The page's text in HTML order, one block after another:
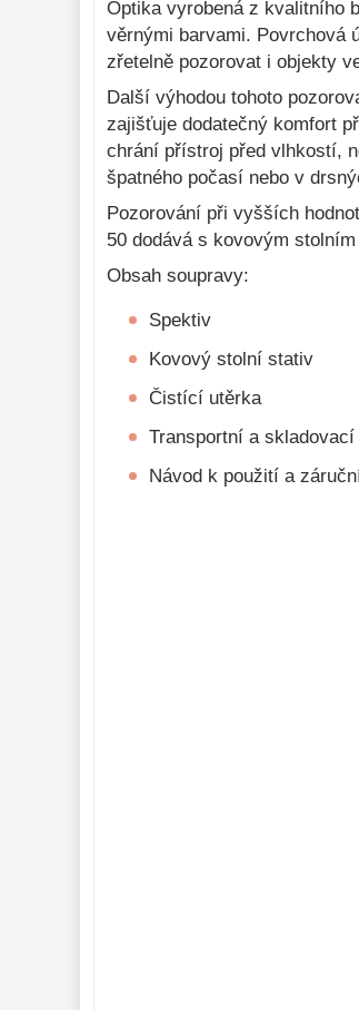
Mikroskopy 92
Meteostanice 52
Lupy
Astronomická
literatura
10
Optika vyrobená z kvalitního
věrnými barvami. Povrchová
zřetelně pozorovat i objekty
Další výhodou tohoto
zajišťuje dodatečný komfort
chrání přístroj před vlhkostí,
špatného počasí nebo v
Pozorování při vyšších
50 dodává s kovovým
Obsah soupravy:
Spektiv
Kovový stolní stativ
Čistící utěrka
Transportní a skladovací
Návod k použití a